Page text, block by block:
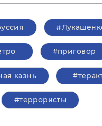
#приговор
казнь
#террористы